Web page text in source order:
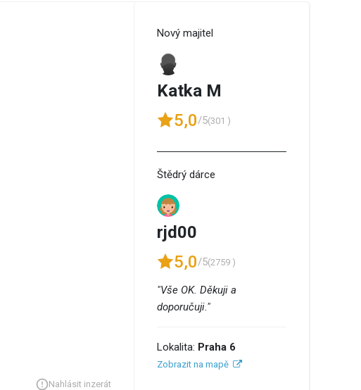
Nahlásit inzerát
Nový majitel
Katka M
5,0/5(301 )
Štědrý dárce
rjd00
5,0/5(2759 )
"Vše OK. Děkuji a
doporučuji."
Lokalita: Praha 6
Zobrazit na mapě